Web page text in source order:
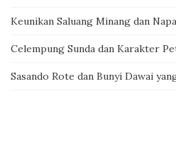
Keunikan Saluang Minang dan
Celempung Sunda dan Karakter
Sasando Rote dan Bunyi Dawai